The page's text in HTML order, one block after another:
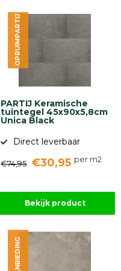
PARTIJ Keramische
tuintegel 45x90x5,8cm
Unica Black
Direct leverbaar
€74,95 €30,95 per m2
OPRUIMPARTIJ
Bekijk product
AANBIEDING